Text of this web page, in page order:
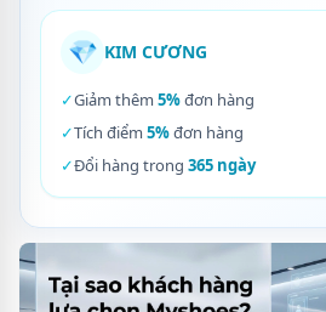
💎 KIM CƯƠNG
✓Giảm thêm 5%đơn hàng
✓Tích điểm 5%đơn hàng
✓Đổi hàng trong 365 ngày